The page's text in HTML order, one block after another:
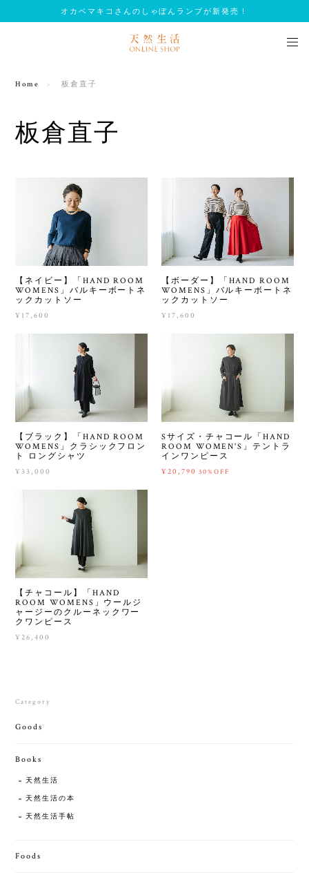
オカベマキコさんのしゃぼんランプが新発売！
Home 板倉直子
板倉直子
【ネイビー】「HAND ROOM
WOMENS」バルキーボートネ
ックカットソー
¥17,600
【ボーダー】「HAND ROOM
WOMENS」バルキーボートネ
ックカットソー
¥17,600
【ブラック】「HAND ROOM
WOMENS」クラシックフロン
ト ロングシャツ
¥33,000
Sサイズ・チャコール「HAND
ROOM WOMEN'S」テントラ
インワンピース
¥20,790 30%OFF
【チャコール】「HAND
ROOM WOMENS」ウールジ
ャージーのクルーネックワー
クワンピース
¥26,400
Category
Goods
Books
天然生活
天然生活の本
天然生活手帖
Foods